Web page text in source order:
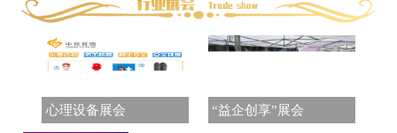
心理设备展会 “益企创享”展会